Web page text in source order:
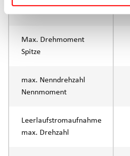
Max. Drehmoment
Spitze
max. Nenndrehzahl
Nennmoment
Leerlaufstromaufnahme
max. Drehzahl